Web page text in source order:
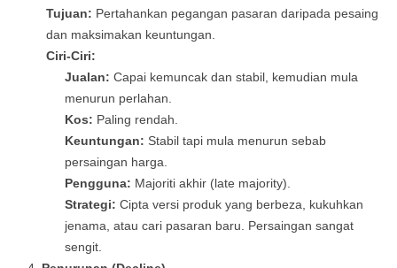
Tujuan: Pertahankan pegangan pasaran daripada pesaing
dan maksimakan keuntungan.
Ciri-Ciri:
Jualan: Capai kemuncak dan stabil, kemudian mula
menurun perlahan.
Kos: Paling rendah.
Keuntungan: Stabil tapi mula menurun sebab
persaingan harga.
Pengguna: Majoriti akhir (late majority).
Strategi: Cipta versi produk yang berbeza, kukuhkan
jenama, atau cari pasaran baru. Persaingan sangat
sengit.